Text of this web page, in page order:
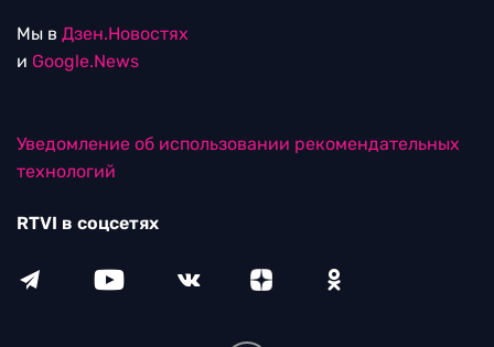
Мы в Дзен.Новостях
и Google.News
Уведомление об использовании рекомендательных
технологий
RTVI в соцсетях